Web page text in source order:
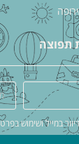
תפוצה
במייל ושימוש